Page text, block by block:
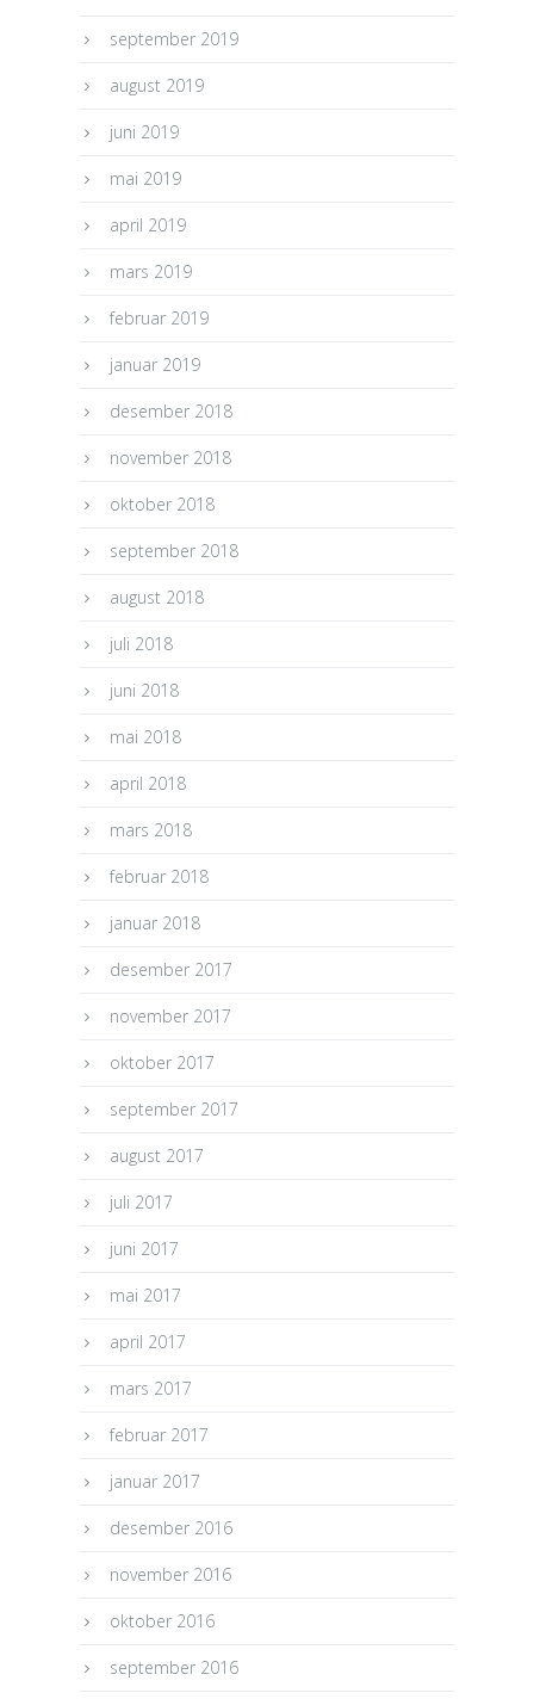
september 2019
august 2019
juni 2019
mai 2019
april 2019
mars 2019
februar 2019
januar 2019
desember 2018
november 2018
oktober 2018
september 2018
august 2018
juli 2018
juni 2018
mai 2018
april 2018
mars 2018
februar 2018
januar 2018
desember 2017
november 2017
oktober 2017
september 2017
august 2017
juli 2017
juni 2017
mai 2017
april 2017
mars 2017
februar 2017
januar 2017
desember 2016
november 2016
oktober 2016
september 2016